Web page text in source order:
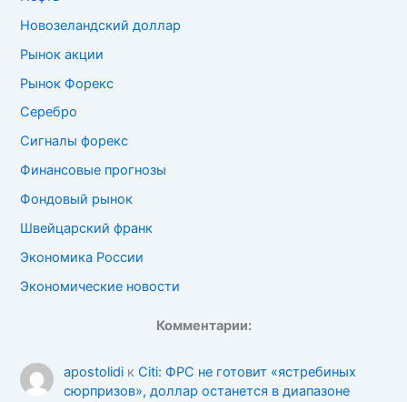
Новозеландский доллар
Рынок акции
Рынок Форекс
Серебро
Сигналы форекс
Финансовые прогнозы
Фондовый рынок
Швейцарский франк
Экономика России
Экономические новости
Комментарии:
apostolidiк Citi: ФРС не готовит «ястребиных
сюрпризов», доллар останется в диапазоне